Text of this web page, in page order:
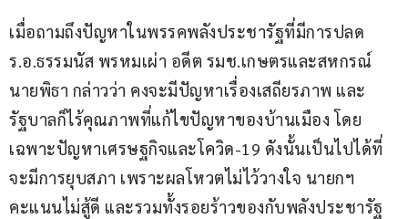
เมื่อถามถึงปัญหาในพรรคพลังประชารัฐที่มีการปลด
ร.อ.ธรรมนัส พรหมเผ่า อดีต รมช.เกษตรและสหกรณ์
นายพิธา กล่าวว่า คงจะมีปัญหาเรื่องเสถียรภาพ และ
รัฐบาลก็ไร้คุณภาพที่แก้ไขปัญหาของบ้านเมือง โดย
เฉพาะปัญหาเศรษฐกิจและโควิด-19 ดังนั้นเป็นไปได้ที่
จะมีการยุบสภา เพราะผลโหวตไม่ไว้วางใจ นายกฯ
คะแนนไม่สู้ดี และรวมทั้งรอยร้าวของกับพลังประชารัฐ